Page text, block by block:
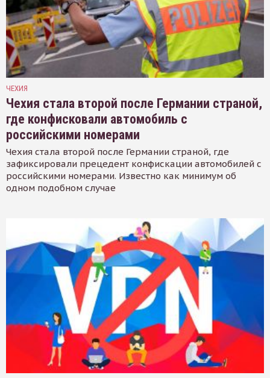
ЧЕХИЯ
Чехия стала второй после Германии страной,
где конфисковали автомобиль с
российскими номерами
Чехия стала второй после Германии страной, где
зафиксировали прецедент конфискации автомобилей с
российскими номерами. Известно как минимум об
одном подобном случае